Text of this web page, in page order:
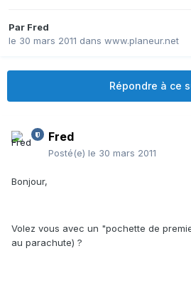
Par Fred
le 30 mars 2011 dans www.planeur.net
Répondre à ce
Fred
Posté(e) le 30 mars 2011
Bonjour,
Volez vous avec un "pochette de
au parachute) ?